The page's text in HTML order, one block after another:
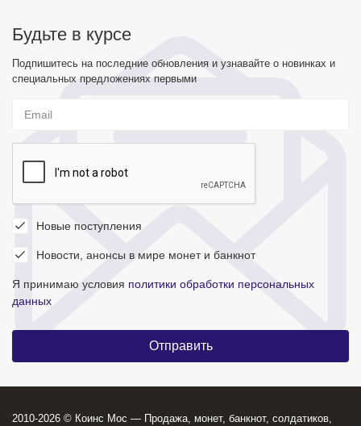
Будьте в курсе
Подпишитесь на последние обновления и узнавайте о новинках и
специальных предложениях первыми
Новые поступления
Новости, анонсы в мире монет и банкнот
Я принимаю условия политики обработки персональных
данных
2010-2026 © Коинс Мос — Продажа, монет, банкнот, солдатиков,